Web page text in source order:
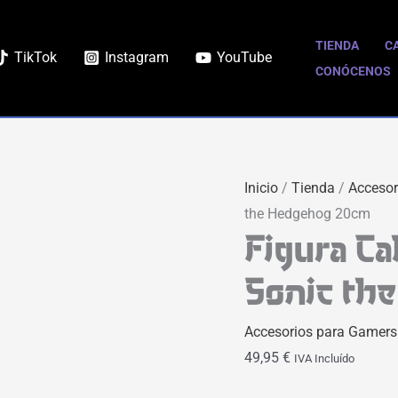
TikTok Instagram YouTube
TIENDA
CONÓCENOS
Inicio /Tienda /
the Hedgehog 20cm
Figura
Sonic
Accesorios para Gamers
49,95€ IVA Incluído
Guy
Deluxe
the
Hedgehog
20cm
cantidad